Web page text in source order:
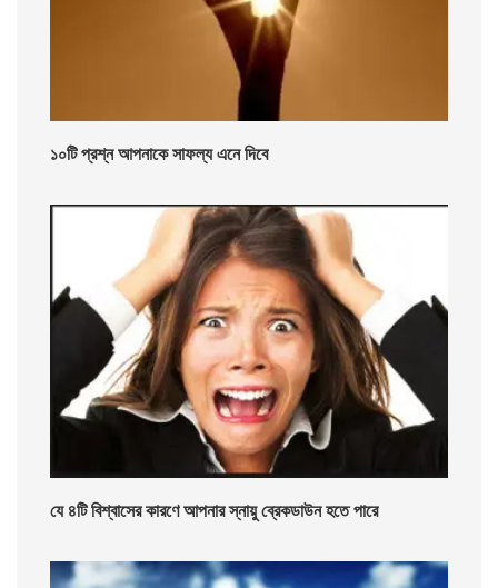
১০টি প্রশ্ন আপনাকে সাফল্য এনে দিবে
যে ৪টি বিশ্বাসের কারণে আপনার স্নায়ু ব্রেকডাউন হতে পারে